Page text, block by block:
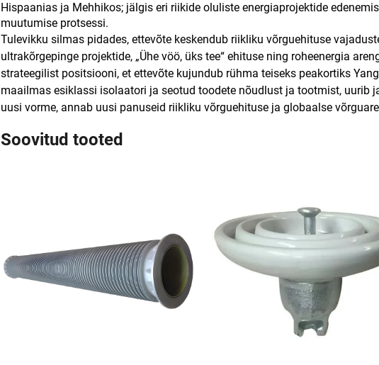
Hispaanias ja Mehhikos; jälgis eri riikide oluliste energiaprojektide
muutumise protsessi.
Tulevikku silmas pidades, ettevõte keskendub riikliku võrguehituse
ultrakõrgepinge projektide, „Ühe vöö, üks tee“ ehituse ning roheenergia
strateegilist positsiooni, et ettevõte kujundub rühma teiseks peakortiks
maailmas esiklassi isolaatori ja seotud toodete nõudlust ja tootmist, uurib
uusi vorme, annab uusi panuseid riikliku võrguehituse ja globaalse
Soovitud tooted